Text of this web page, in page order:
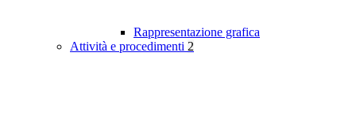
Rappresentazione grafica
Attività e procedimenti 2